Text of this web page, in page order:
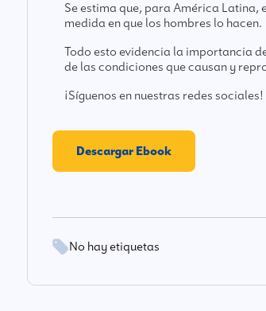
Se estima que, para América Latina,
medida en que los hombres lo hacen.
Todo esto evidencia la importancia
de las condiciones que causan y
¡Síguenos en nuestras redes sociales!
Descargar Ebook
No hay etiquetas